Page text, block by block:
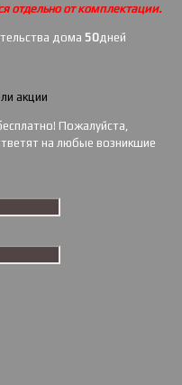
отдельно от комплектации.
дома 50дней
акции
Пожалуйста,
на любые возникшие